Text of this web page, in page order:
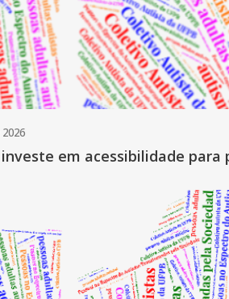
em acessibilidade para